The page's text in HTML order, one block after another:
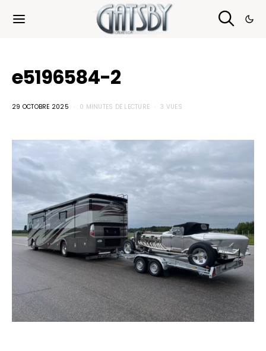
e5196584-2
29 OCTOBRE 2025 0 MINUTES DE LECTURE 3 VUES
Cookies management panel